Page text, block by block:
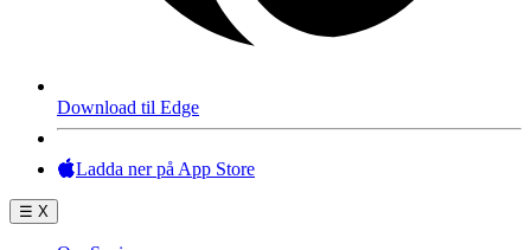
Download til Edge
Ladda ner på App Store
☰ X